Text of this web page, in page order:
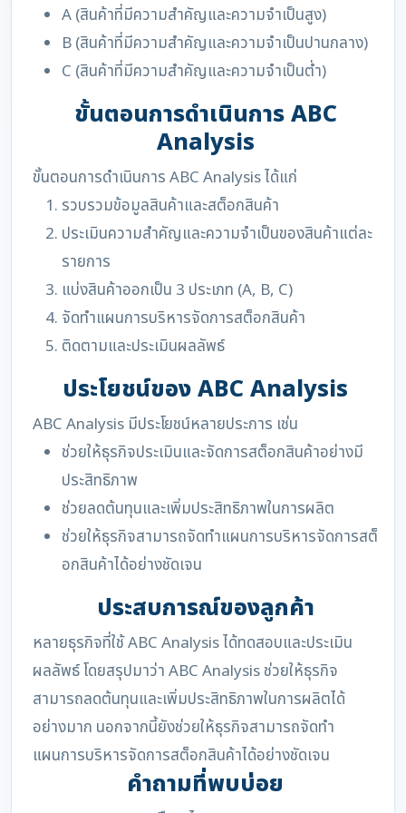
A (สินค้าที่มีความสำคัญและความจำเป็นสูง)
B (สินค้าที่มีความสำคัญและความจำเป็นปานกลาง)
C (สินค้าที่มีความสำคัญและความจำเป็นต่ำ)
ขั้นตอนการดำเนินการ ABC
Analysis
ขั้นตอนการดำเนินการ ABC Analysis ได้แก่
รวบรวมข้อมูลสินค้าและสต็อกสินค้า
ประเมินความสำคัญและความจำเป็นของสินค้าแต่ละ
รายการ
แบ่งสินค้าออกเป็น 3 ประเภท (A, B, C)
จัดทำแผนการบริหารจัดการสต็อกสินค้า
ติดตามและประเมินผลลัพธ์
ประโยชน์ของ ABC Analysis
ABC Analysis มีประโยชน์หลายประการ เช่น
ช่วยให้ธุรกิจประเมินและจัดการสต็อกสินค้าอย่างมี
ประสิทธิภาพ
ช่วยลดต้นทุนและเพิ่มประสิทธิภาพในการผลิต
ช่วยให้ธุรกิจสามารถจัดทำแผนการบริหารจัดการสต็
อกสินค้าได้อย่างชัดเจน
ประสบการณ์ของลูกค้า
หลายธุรกิจที่ใช้ ABC Analysis ได้ทดสอบและประเมิน
ผลลัพธ์ โดยสรุปมาว่า ABC Analysis ช่วยให้ธุรกิจ
สามารถลดต้นทุนและเพิ่มประสิทธิภาพในการผลิตได้
อย่างมาก นอกจากนี้ยังช่วยให้ธุรกิจสามารถจัดทำ
แผนการบริหารจัดการสต็อกสินค้าได้อย่างชัดเจน
คำถามที่พบบ่อย